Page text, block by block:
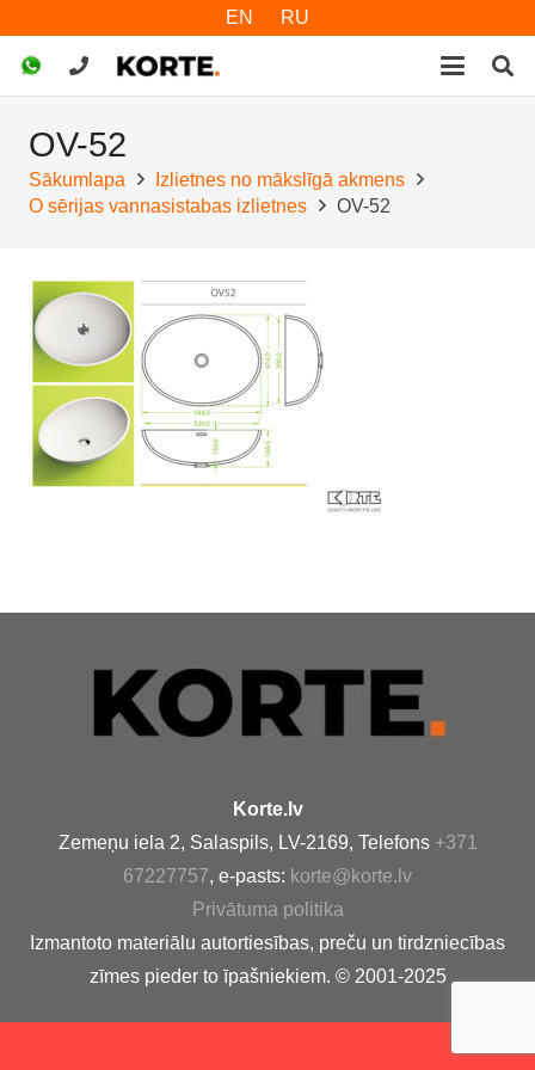
EN RU
OV-52
Sākumlapa
Izlietnes no mākslīgā akmens
O sērijas vannasistabas izlietnes
OV-52
Korte.lv
Zemeņu iela 2, Salaspils, LV-2169, Telefons +371
67227757, e-pasts: korte@korte.lv
Privātuma politika
Izmantoto materiālu autortiesības, preču un tirdzniecības
zīmes pieder to īpašniekiem. © 2001-2025